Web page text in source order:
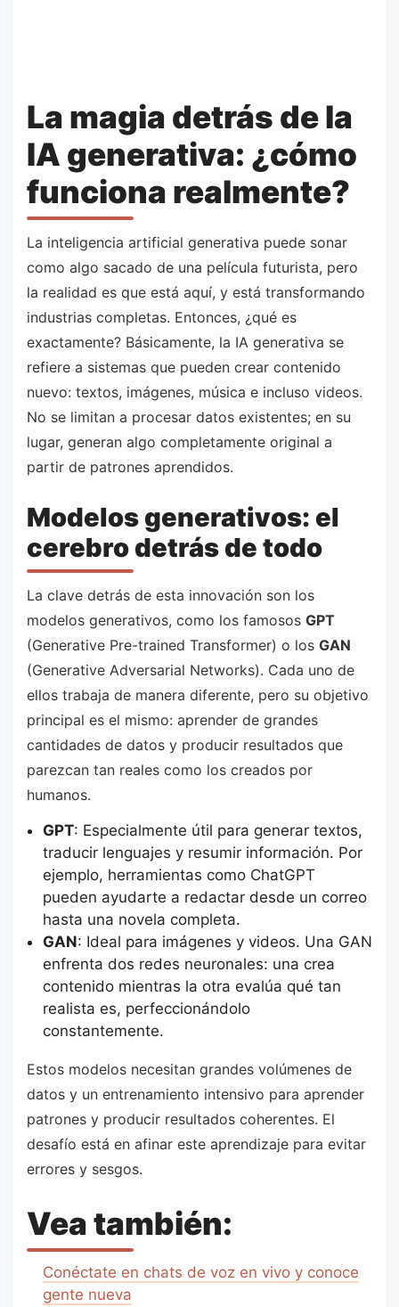
La magia detrás de la
IA generativa: ¿cómo
funciona realmente?
La inteligencia artificial generativa puede sonar
como algo sacado de una película futurista, pero
la realidad es que está aquí, y está transformando
industrias completas. Entonces, ¿qué es
exactamente? Básicamente, la IA generativa se
refiere a sistemas que pueden crear contenido
nuevo: textos, imágenes, música e incluso videos.
No se limitan a procesar datos existentes; en su
lugar, generan algo completamente original a
partir de patrones aprendidos.
Modelos generativos: el
cerebro detrás de todo
La clave detrás de esta innovación son los
modelos generativos, como los famosos GPT
(Generative Pre-trained Transformer) o los GAN
(Generative Adversarial Networks). Cada uno de
ellos trabaja de manera diferente, pero su objetivo
principal es el mismo: aprender de grandes
cantidades de datos y producir resultados que
parezcan tan reales como los creados por
humanos.
GPT: Especialmente útil para generar textos,
traducir lenguajes y resumir información. Por
ejemplo, herramientas como ChatGPT
pueden ayudarte a redactar desde un correo
hasta una novela completa.
GAN: Ideal para imágenes y videos. Una GAN
enfrenta dos redes neuronales: una crea
contenido mientras la otra evalúa qué tan
realista es, perfeccionándolo
constantemente.
Estos modelos necesitan grandes volúmenes de
datos y un entrenamiento intensivo para aprender
patrones y producir resultados coherentes. El
desafío está en afinar este aprendizaje para evitar
errores y sesgos.
Vea también:
Conéctate en chats de voz en vivo y conoce
gente nueva